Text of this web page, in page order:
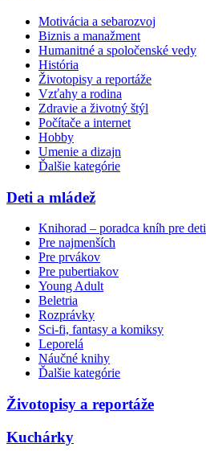
Motivácia a sebarozvoj
Biznis a manažment
Humanitné a spoločenské vedy
História
Životopisy a reportáže
Vzťahy a rodina
Zdravie a životný štýl
Počítače a internet
Hobby
Umenie a dizajn
Ďalšie kategórie
Deti a mládež
Knihorad – poradca kníh pre deti
Pre najmenších
Pre prvákov
Pre pubertiakov
Young Adult
Beletria
Rozprávky
Sci-fi, fantasy a komiksy
Leporelá
Náučné knihy
Ďalšie kategórie
Životopisy a reportáže
Kuchárky